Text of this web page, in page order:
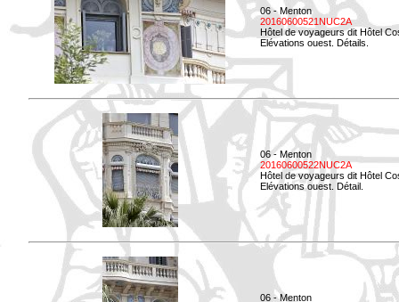
06 - Menton
20160600521NUC2A
Hôtel de voyageurs dit Hôtel
Elévations ouest. Détails.
06 - Menton
20160600522NUC2A
Hôtel de voyageurs dit Hôtel
Elévations ouest. Détail.
06 - Menton